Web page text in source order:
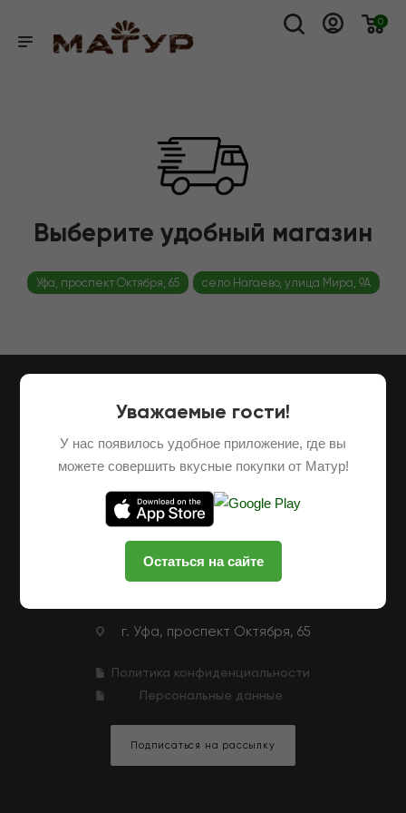
0
Выберите удобный магазин
Уфа, проспект Октября, 65 село Нагаево, улица Мира, 9А
ОПТОВЫЕ ПОСТАВКИ
НАШИ ФЕРМЕРЫ ВАКАНСИИ
КЛУБНАЯ ПРОГРАММА
+7 (927) 326-47-25 ЗАКАЗАТЬ ЗВОНОК
г. Уфа, проспект Октября, 65
Политика конфиденциальности
Персональные данные
Подписаться на рассылку
Уважаемые гости!
У нас появилось удобное приложение, где вы
можете совершить вкусные покупки от Матур!
Остаться на сайте